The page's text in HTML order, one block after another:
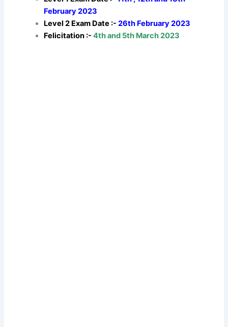
February 2023
Level 2 Exam Date :-26th February 2023
Felicitation :- 4th and 5th March 2023